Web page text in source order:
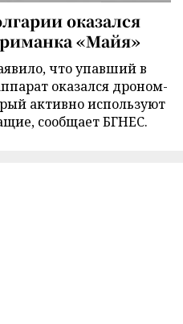
оказался
«Майя»
что упавший в
оказался дроном-
активно используют
сообщает БГНЕС.